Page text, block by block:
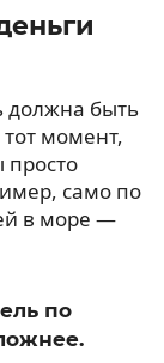
должна быть
момент,
просто
само по
в море —
по